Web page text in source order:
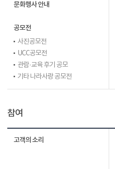
문화행사 안내
공모전
사진공모전
UCC공모전
관람·교육 후기 공모
기타 나라사랑 공모전
참여
고객의 소리